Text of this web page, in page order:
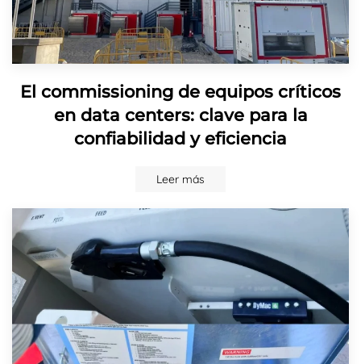
El commissioning de equipos críticos
en data centers: clave para la
confiabilidad y eficiencia
Leer más